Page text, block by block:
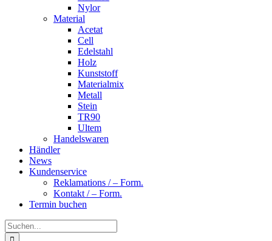
Nylor
Material
Acetat
Cell
Edelstahl
Holz
Kunststoff
Materialmix
Metall
Stein
TR90
Ultem
Handelswaren
Händler
News
Kundenservice
Reklamations / – Form.
Kontakt / – Form.
Termin buchen
Suche
nach: